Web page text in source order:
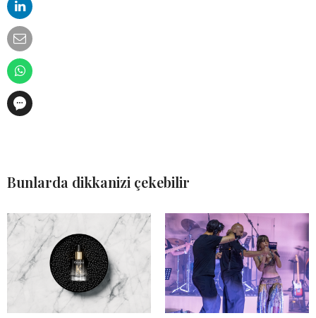
Bunlarda dikkanizi çekebilir